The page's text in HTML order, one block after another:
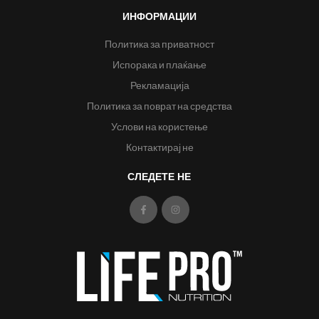
ИНФОРМАЦИИ
Политика за приватност
Испорака и плаќање
Рекламација
Политика за поврат на средства
Услови на користење
Контактирај не
СЛЕДЕТЕ НЕ